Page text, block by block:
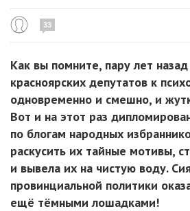
33
Как вы помните, пару лет
красноярских депутатов к
одновременно и смешно, и
Вот и на этот раз
по блогам народных
раскусить их тайные мотивы,
и вывела их на чистую воду.
провинциальной политики
ещё тёмными лошадками!